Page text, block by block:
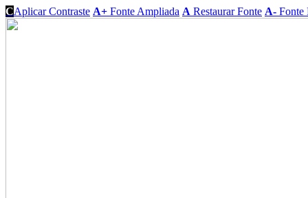
CAplicar Contraste A+ Fonte Ampliada A Restaurar Fonte A- Fonte